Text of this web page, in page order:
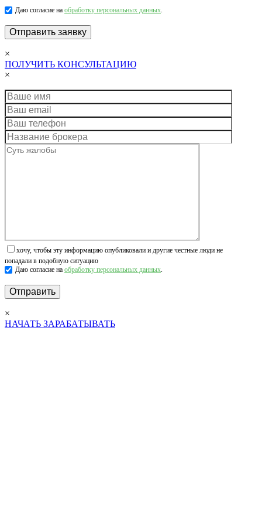
Даю согласие на обработку персональных данных.
×
ПОЛУЧИТЬ КОНСУЛЬТАЦИЮ
×
хочу, чтобы эту информацию опубликовали и другие честные люди не
попадали в подобную ситуацию
Даю согласие на обработку персональных данных.
×
НАЧАТЬ ЗАРАБАТЫВАТЬ